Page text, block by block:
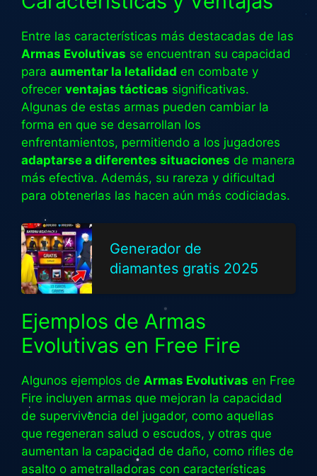
Entre las características más destacadas de las
Armas Evolutivas se encuentran su capacidad
para aumentar la letalidad en combate y
ofrecer ventajas tácticas significativas.
Algunas de estas armas pueden cambiar la
forma en que se desarrollan los
enfrentamientos, permitiendo a los jugadores
adaptarse a diferentes situaciones de manera
más efectiva. Además, su rareza y dificultad
para obtenerlas las hacen aún más codiciadas.
Generador de
diamantes gratis 2025
Ejemplos de Armas
Evolutivas en Free Fire
Algunos ejemplos de Armas Evolutivas en Free
Fire incluyen armas que mejoran la capacidad
de supervivencia del jugador, como aquellas
que regeneran salud o escudos, y otras que
aumentan la capacidad de daño, como rifles de
asalto o ametralladoras con características